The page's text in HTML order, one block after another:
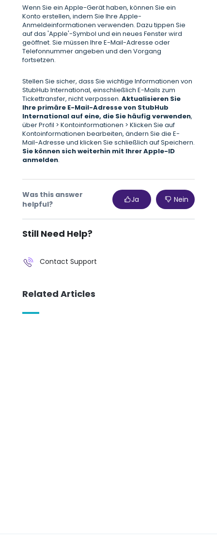
Wenn Sie ein Apple-Gerät haben, können Sie ein
Konto erstellen, indem Sie Ihre Apple-
Anmeldeinformationen verwenden. Dazu tippen Sie
auf das 'Apple'-Symbol und ein neues Fenster wird
geöffnet. Sie müssen Ihre E-Mail-Adresse oder
Telefonnummer angeben und den Vorgang
fortsetzen.
Stellen Sie sicher, dass Sie wichtige Informationen von
StubHub International, einschließlich E-Mails zum
Tickettransfer, nicht verpassen. Aktualisieren Sie
Ihre primäre E-Mail-Adresse von StubHub
International auf eine, die Sie häufig verwenden,
über Profil > Kontoinformationen > Klicken Sie auf
Kontoinformationen bearbeiten, ändern Sie die E-
Mail-Adresse und klicken Sie schließlich auf Speichern.
Sie können sich weiterhin mit Ihrer Apple-ID
anmelden.
Was this answer
helpful?
Ja Nein
Still Need Help?
Contact Support
Related Articles